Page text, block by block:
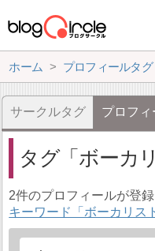
ホーム プロフィールタグ
サークルタグ プロフ
タグ ボーカ
2件のプロフィールが登録
キーワード「ボーカリス